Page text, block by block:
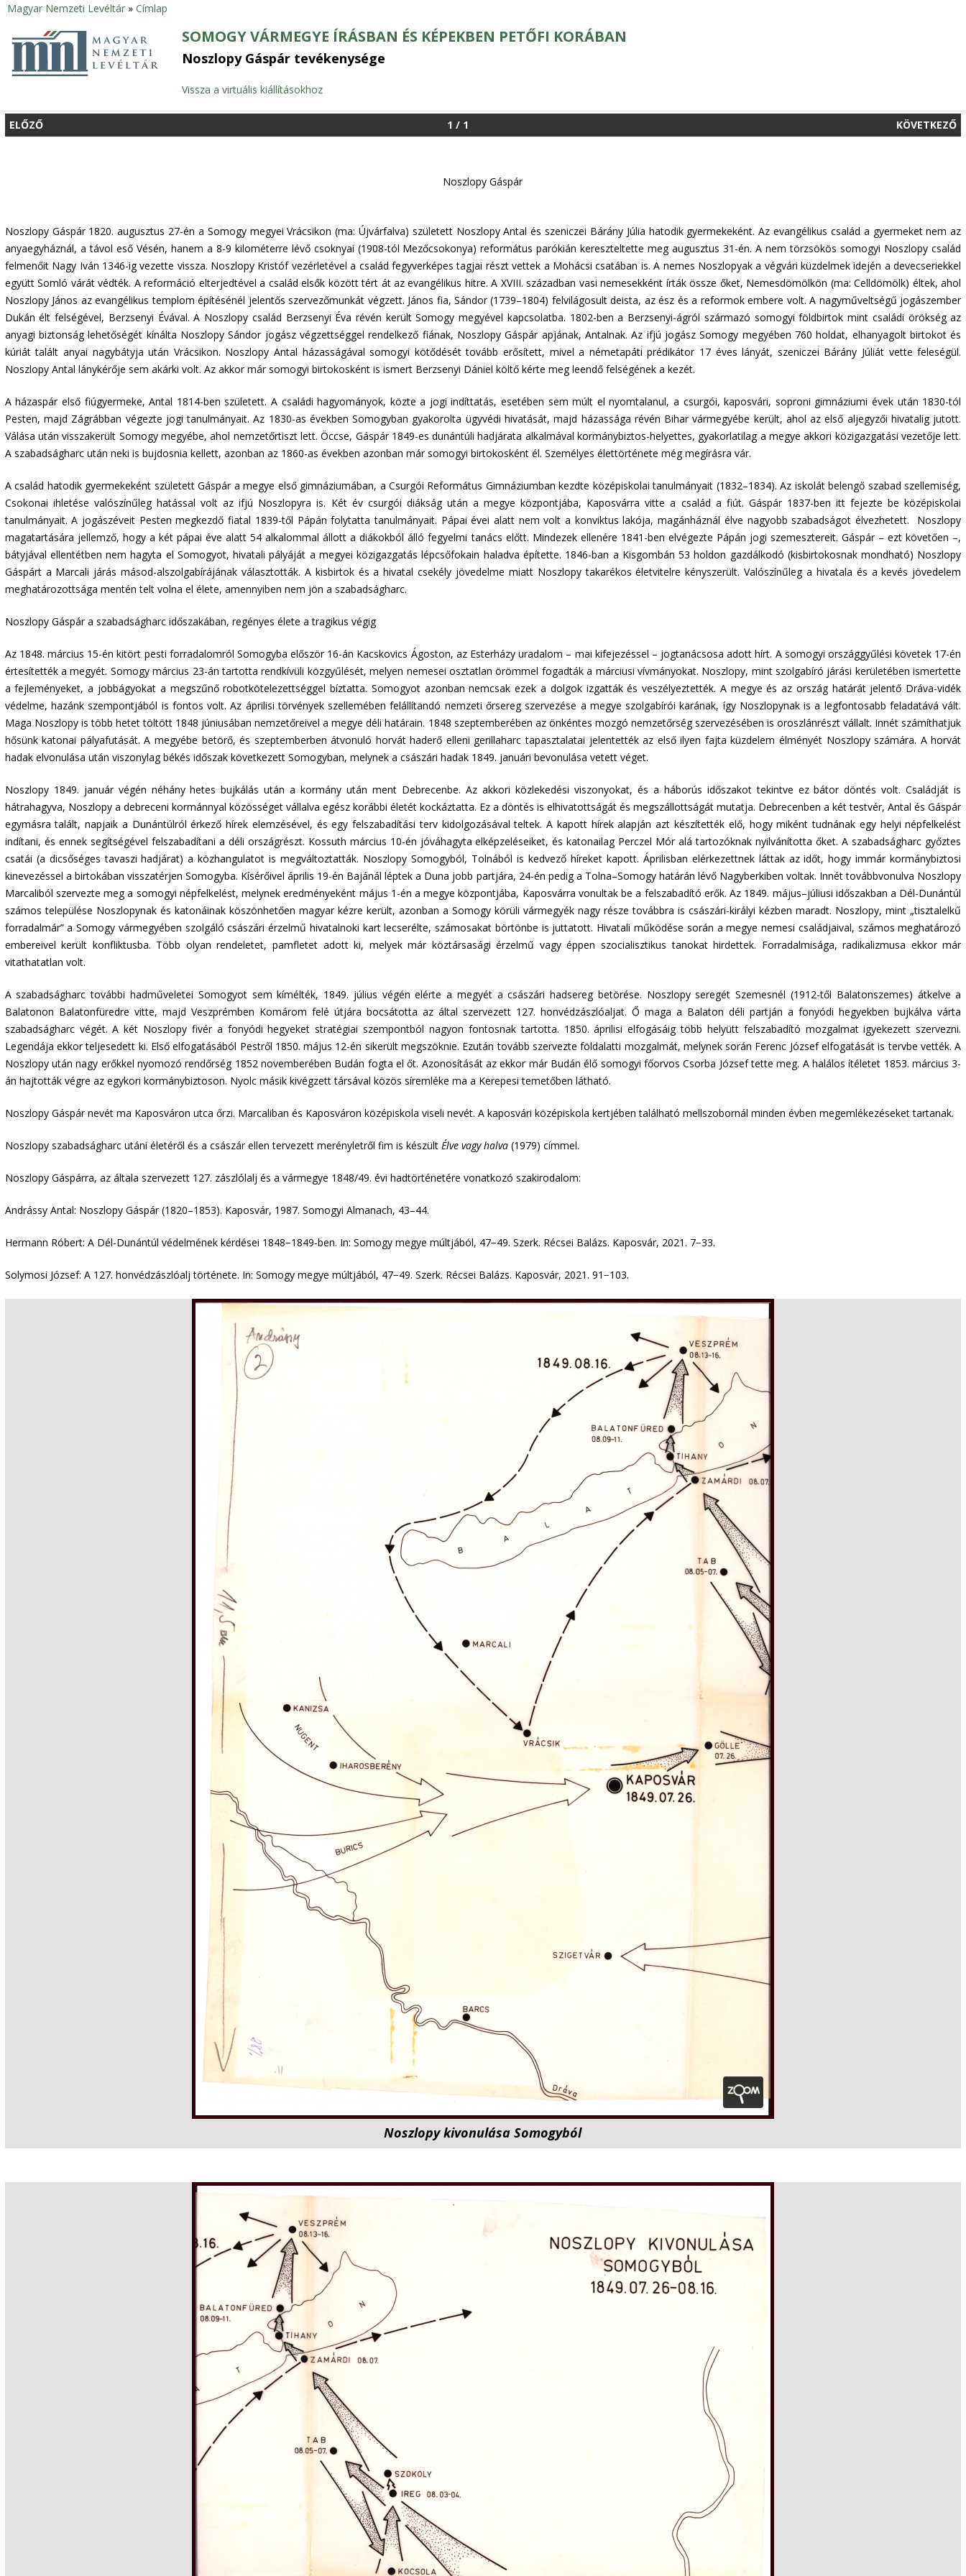
Jelenlegi
hely
Magyar Nemzeti Levéltár » Címlap
SOMOGY VÁRMEGYE ÍRÁSBAN ÉS KÉPEKBEN PETŐFI KORÁBAN
Noszlopy Gáspár tevékenysége
Vissza a virtuális kiállításokhoz
ELŐZŐ KÖVETKEZŐ
1 / 1
Noszlopy Gáspár
Noszlopy Gáspár 1820. augusztus 27-én a Somogy megyei Vrácsikon (ma: Újvárfalva) született Noszlopy Antal és szeniczei Bárány Júlia hatodik gyermekeként. Az evangélikus család a gyermeket nem az
anyaegyháznál, a távol eső Vésén, hanem a 8-9 kilométerre lévő csoknyai (1908-tól Mezőcsokonya) református parókián kereszteltette meg augusztus 31-én. A nem törzsökös somogyi Noszlopy család
felmenőit Nagy Iván 1346-ig vezette vissza. Noszlopy Kristóf vezérletével a család fegyverképes tagjai részt vettek a Mohácsi csatában is. A nemes Noszlopyak a végvári küzdelmek idején a devecseriekkel
együtt Somló várát védték. A reformáció elterjedtével a család elsők között tért át az evangélikus hitre. A XVIII. században vasi nemesekként írták össze őket, Nemesdömölkön (ma: Celldömölk) éltek, ahol
Noszlopy János az evangélikus templom építésénél jelentős szervezőmunkát végzett. János fia, Sándor (1739–1804) felvilágosult deista, az ész és a reformok embere volt. A nagyműveltségű jogászember
Dukán élt felségével, Berzsenyi Évával. A Noszlopy család Berzsenyi Éva révén került Somogy megyével kapcsolatba. 1802-ben a Berzsenyi-ágról származó somogyi földbirtok mint családi örökség az
anyagi biztonság lehetőségét kínálta Noszlopy Sándor jogász végzettséggel rendelkező fiának, Noszlopy Gáspár apjának, Antalnak. Az ifjú jogász Somogy megyében 760 holdat, elhanyagolt birtokot és
kúriát talált anyai nagybátyja után Vrácsikon. Noszlopy Antal házasságával somogyi kötődését tovább erősített, mivel a németapáti prédikátor 17 éves lányát, szeniczei Bárány Júliát vette feleségül.
Noszlopy Antal lánykérője sem akárki volt. Az akkor már somogyi birtokosként is ismert Berzsenyi Dániel költő kérte meg leendő felségének a kezét.
A házaspár első fiúgyermeke, Antal 1814-ben született. A családi hagyományok, közte a jogi indíttatás, esetében sem múlt el nyomtalanul, a csurgói, kaposvári, soproni gimnáziumi évek után 1830-tól
Pesten, majd Zágrábban végezte jogi tanulmányait. Az 1830-as években Somogyban gyakorolta ügyvédi hivatását, majd házassága révén Bihar vármegyébe került, ahol az első aljegyzői hivatalig jutott.
Válása után visszakerült Somogy megyébe, ahol nemzetőrtiszt lett. Öccse, Gáspár 1849-es dunántúli hadjárata alkalmával kormánybiztos-helyettes, gyakorlatilag a megye akkori közigazgatási vezetője lett.
A szabadságharc után neki is bujdosnia kellett, azonban az 1860-as években azonban már somogyi birtokosként él. Személyes élettörténete még megírásra vár.
A család hatodik gyermekeként született Gáspár a megye első gimnáziumában, a Csurgói Református Gimnáziumban kezdte középiskolai tanulmányait (1832–1834). Az iskolát belengő szabad szellemiség,
Csokonai ihletése valószínűleg hatással volt az ifjú Noszlopyra is. Két év csurgói diákság után a megye központjába, Kaposvárra vitte a család a fiút. Gáspár 1837-ben itt fejezte be középiskolai
tanulmányait. A jogászéveit Pesten megkezdő fiatal 1839-től Pápán folytatta tanulmányait. Pápai évei alatt nem volt a konviktus lakója, magánháznál élve nagyobb szabadságot élvezhetett. Noszlopy
magatartására jellemző, hogy a két pápai éve alatt 54 alkalommal állott a diákokból álló fegyelmi tanács előtt. Mindezek ellenére 1841-ben elvégezte Pápán jogi szemesztereit. Gáspár – ezt követően –,
bátyjával ellentétben nem hagyta el Somogyot, hivatali pályáját a megyei közigazgatás lépcsőfokain haladva építette. 1846-ban a Kisgombán 53 holdon gazdálkodó (kisbirtokosnak mondható) Noszlopy
Gáspárt a Marcali járás másod-alszolgabírájának választották. A kisbirtok és a hivatal csekély jövedelme miatt Noszlopy takarékos életvitelre kényszerült. Valószínűleg a hivatala és a kevés jövedelem
meghatározottsága mentén telt volna el élete, amennyiben nem jön a szabadságharc.
Noszlopy Gáspár a szabadságharc időszakában, regényes élete a tragikus végig
Az 1848. március 15-én kitört pesti forradalomról Somogyba először 16-án Kacskovics Ágoston, az Esterházy uradalom – mai kifejezéssel – jogtanácsosa adott hírt. A somogyi országgyűlési követek 17-én
értesítették a megyét. Somogy március 23-án tartotta rendkívüli közgyűlését, melyen nemesei osztatlan örömmel fogadták a márciusi vívmányokat. Noszlopy, mint szolgabíró járási kerületében ismertette
a fejleményeket, a jobbágyokat a megszűnő robotkötelezettséggel bíztatta. Somogyot azonban nemcsak ezek a dolgok izgatták és veszélyeztették. A megye és az ország határát jelentő Dráva-vidék
védelme, hazánk szempontjából is fontos volt. Az áprilisi törvények szellemében felállítandó nemzeti őrsereg szervezése a megye szolgabírói karának, így Noszlopynak is a legfontosabb feladatává vált.
Maga Noszlopy is több hetet töltött 1848 júniusában nemzetőreivel a megye déli határain. 1848 szeptemberében az önkéntes mozgó nemzetőrség szervezésében is oroszlánrészt vállalt. Innét számíthatjuk
hősünk katonai pályafutását. A megyébe betörő, és szeptemberben átvonuló horvát haderő elleni gerillaharc tapasztalatai jelentették az első ilyen fajta küzdelem élményét Noszlopy számára. A horvát
hadak elvonulása után viszonylag békés időszak következett Somogyban, melynek a császári hadak 1849. januári bevonulása vetett véget.
Noszlopy 1849. január végén néhány hetes bujkálás után a kormány után ment Debrecenbe. Az akkori közlekedési viszonyokat, és a háborús időszakot tekintve ez bátor döntés volt. Családját is
hátrahagyva, Noszlopy a debreceni kormánnyal közösséget vállalva egész korábbi életét kockáztatta. Ez a döntés is elhivatottságát és megszállottságát mutatja. Debrecenben a két testvér, Antal és Gáspár
egymásra talált, napjaik a Dunántúlról érkező hírek elemzésével, és egy felszabadítási terv kidolgozásával teltek. A kapott hírek alapján azt készítették elő, hogy miként tudnának egy helyi népfelkelést
indítani, és ennek segítségével felszabadítani a déli országrészt. Kossuth március 10-én jóváhagyta elképzeléseiket, és katonailag Perczel Mór alá tartozóknak nyilvánította őket. A szabadságharc győztes
csatái (a dicsőséges tavaszi hadjárat) a közhangulatot is megváltoztatták. Noszlopy Somogyból, Tolnából is kedvező híreket kapott. Áprilisban elérkezettnek láttak az időt, hogy immár kormánybiztosi
kinevezéssel a birtokában visszatérjen Somogyba. Kísérőivel április 19-én Bajánál léptek a Duna jobb partjára, 24-én pedig a Tolna–Somogy határán lévő Nagyberkiben voltak. Innét továbbvonulva Noszlopy
Marcaliból szervezte meg a somogyi népfelkelést, melynek eredményeként május 1-én a megye központjába, Kaposvárra vonultak be a felszabadító erők. Az 1849. május–júliusi időszakban a Dél-Dunántúl
számos települése Noszlopynak és katonáinak köszönhetően magyar kézre került, azonban a Somogy körüli vármegyék nagy része továbbra is császári-királyi kézben maradt. Noszlopy, mint „tisztalelkű
forradalmár” a Somogy vármegyében szolgáló császári érzelmű hivatalnoki kart lecserélte, számosakat börtönbe is juttatott. Hivatali működése során a megye nemesi családjaival, számos meghatározó
embereivel került konfliktusba. Több olyan rendeletet, pamfletet adott ki, melyek már köztársasági érzelmű vagy éppen szocialisztikus tanokat hirdettek. Forradalmisága, radikalizmusa ekkor már
vitathatatlan volt.
A szabadságharc további hadműveletei Somogyot sem kímélték, 1849. július végén elérte a megyét a császári hadsereg betörése. Noszlopy seregét Szemesnél (1912-től Balatonszemes) átkelve a
Balatonon Balatonfüredre vitte, majd Veszprémben Komárom felé útjára bocsátotta az által szervezett 127. honvédzászlóaljat. Ő maga a Balaton déli partján a fonyódi hegyekben bujkálva várta
szabadságharc végét. A két Noszlopy fivér a fonyódi hegyeket stratégiai szempontból nagyon fontosnak tartotta. 1850. áprilisi elfogásáig több helyütt felszabadító mozgalmat igyekezett szervezni.
Legendája ekkor teljesedett ki. Első elfogatásából Pestről 1850. május 12-én sikerült megszöknie. Ezután tovább szervezte földalatti mozgalmát, melynek során Ferenc József elfogatását is tervbe vették. A
Noszlopy után nagy erőkkel nyomozó rendőrség 1852 novemberében Budán fogta el őt. Azonosítását az ekkor már Budán élő somogyi főorvos Csorba József tette meg. A halálos ítéletet 1853. március 3-
án hajtották végre az egykori kormánybiztoson. Nyolc másik kivégzett társával közös síremléke ma a Kerepesi temetőben látható.
Noszlopy Gáspár nevét ma Kaposváron utca őrzi. Marcaliban és Kaposváron középiskola viseli nevét. A kaposvári középiskola kertjében található mellszobornál minden évben megemlékezéseket tartanak.
Noszlopy szabadságharc utáni életéről és a császár ellen tervezett merényletről fim is készült Élve vagy halva (1979) címmel.
Noszlopy Gáspárra, az általa szervezett 127. zászlólalj és a vármegye 1848/49. évi hadtörténetére vonatkozó szakirodalom:
Andrássy Antal: Noszlopy Gáspár (1820–1853). Kaposvár, 1987. Somogyi Almanach, 43–44.
Hermann Róbert: A Dél-Dunántúl védelmének kérdései 1848−1849-ben. In: Somogy megye múltjából, 47−49. Szerk. Récsei Balázs. Kaposvár, 2021. 7−33.
Solymosi József: A 127. honvédzászlóalj története. In: Somogy megye múltjából, 47−49. Szerk. Récsei Balázs. Kaposvár, 2021. 91−103.
Noszlopy kivonulása Somogyból